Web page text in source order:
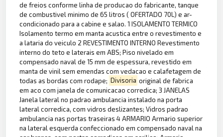
de freios conforme linha de producao do fabricante, tanque
de combustivel minimo de 65 litros ( OFERTADO 70L) e ar-
condicionado para a cabine e salao. 1 ISOLAMENTO TERMICO
Isolamento termo em manta acustica entre o revestimento e
a lataria do veiculo 2 REVESTIMENTO INTERNO Revestimento
interno do teto e laterais em ABS; Piso nivelado em
compensado naval de 15 mm de espessura, revestido em
manta de vinil sem emendas com vedacao e calafetagem de
todas as bordas com rodape; Divisoria original de fabrica
em aco com janela de comunicacao corredica; 3 JANELAS
Janela lateral no padrao ambulancia instalado na porta
lateral corredica, com vidros deslizantes; Vidros padrao
ambulancia nas portas traseiras 4 ARMARIO Armario superior
na lateral esquerda confeccionado em compensado naval na